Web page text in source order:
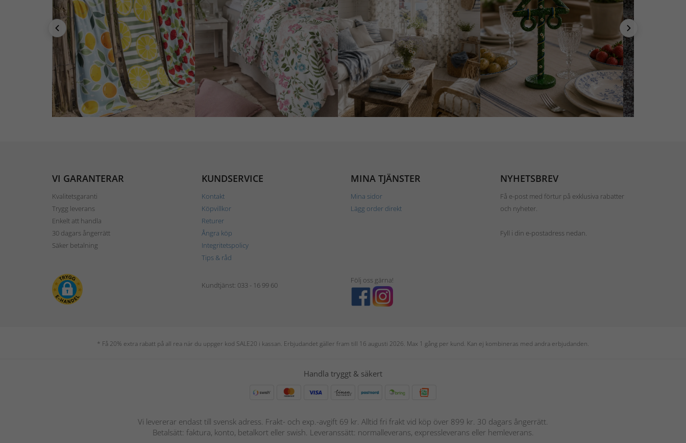
VI GARANTERAR
Kvalitetsgaranti
Trygg leverans
Enkelt att handla
30 dagars ångerrätt
Säker betalning
KUNDSERVICE
Kontakt
Köpvillkor
Returer
Ångra köp
Integritetspolicy
Tips & råd
MINA TJÄNSTER
Mina sidor
Lägg order direkt
NYHETSBREV
Få e-post med förtur på exklusiva rabatter
och nyheter.
Fyll i din e-postadress nedan.
Kundtjänst: 033 - 16 99 60
Följ oss gärna!
* Få 20% extra rabatt på all rea när du uppger kod SALE20 i kassan. Erbjudandet gäller fram till 16 augusti 2026. Max 1 gång per kund. Kan ej kombineras med andra erbjudanden.
Handla tryggt & säkert
Vi levererar endast till svensk adress. Frakt- och exp.-avgift 69 kr. Alltid fri frakt vid köp över 899 kr. 30 dagars ångerrätt.
Betalsätt: faktura, konto, betalkort eller swish. Leveranssätt: normalleverans, expressleverans eller hemleverans.